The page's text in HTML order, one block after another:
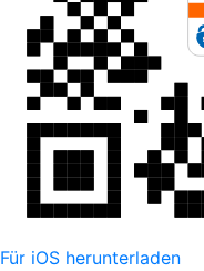
Für iOS herunterladen